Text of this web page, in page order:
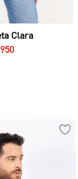
Clara
950